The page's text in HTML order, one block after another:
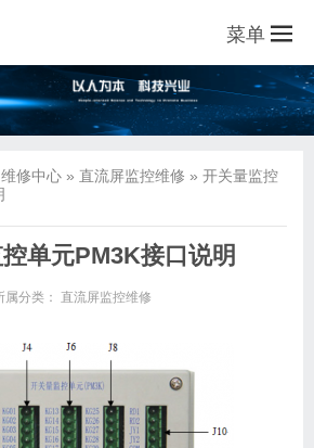
菜单
维修中心 » 直流屏监控维修 » 开关量监控
单元PM3K接口说明
属分类： 直流屏监控维修